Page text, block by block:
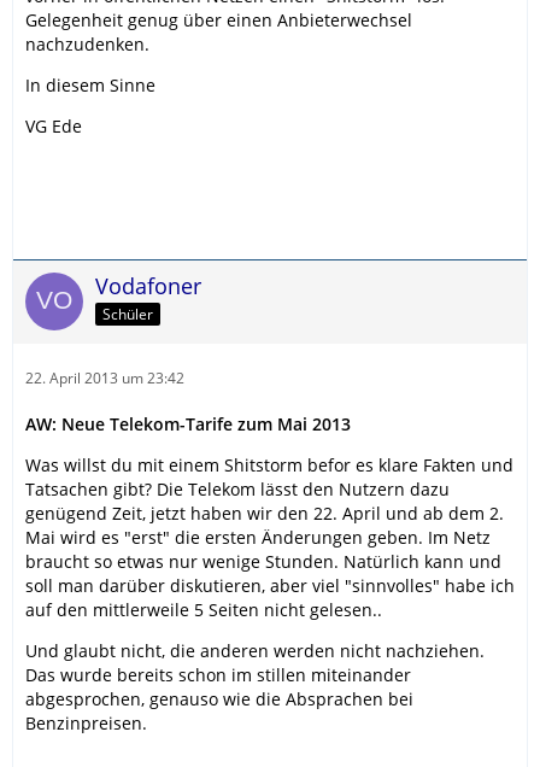
Gelegenheit genug über einen Anbieterwechsel
nachzudenken.
In diesem Sinne
VG Ede
Vodafoner
Schüler
22. April 2013 um 23:42
AW: Neue Telekom-Tarife zum Mai 2013
Was willst du mit einem Shitstorm befor es klare Fakten und
Tatsachen gibt? Die Telekom lässt den Nutzern dazu
genügend Zeit, jetzt haben wir den 22. April und ab dem 2.
Mai wird es "erst" die ersten Änderungen geben. Im Netz
braucht so etwas nur wenige Stunden. Natürlich kann und
soll man darüber diskutieren, aber viel "sinnvolles" habe ich
auf den mittlerweile 5 Seiten nicht gelesen..
Und glaubt nicht, die anderen werden nicht nachziehen.
Das wurde bereits schon im stillen miteinander
abgesprochen, genauso wie die Absprachen bei
Benzinpreisen.